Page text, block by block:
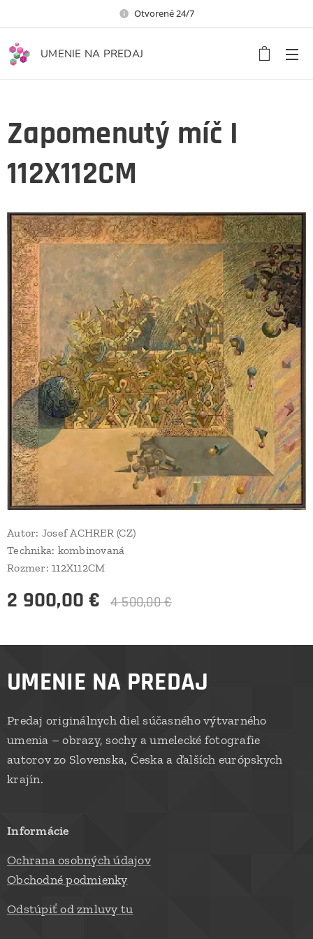
Otvorené 24/7
UMENIE NA PREDAJ
Zapomenutý míč I
112X112CM
Autor: Josef ACHRER (CZ)
Technika: kombinovaná
Rozmer: 112X112CM
2 900,00 € 4 500,00€
UMENIE NA PREDAJ
Predaj originálnych diel súčasného výtvarného
umenia – obrazy, sochy a umelecké fotografie
autorov zo Slovenska, Česka a ďalších európskych
krajín.
Informácie
Ochrana osobných údajov
Obchodné podmienky
Odstúpiť od zmluvy tu